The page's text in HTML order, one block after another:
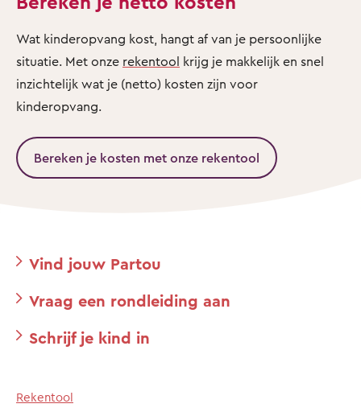
Wat kinderopvang kost, hangt af van je persoonlijke
situatie. Met onze rekentool krijg je makkelijk en snel
inzichtelijk wat je (netto) kosten zijn voor
kinderopvang.
Bereken je kosten met onze rekentool
Vind jouw Partou
Vraag een rondleiding aan
Schrijf je kind in
Rekentool